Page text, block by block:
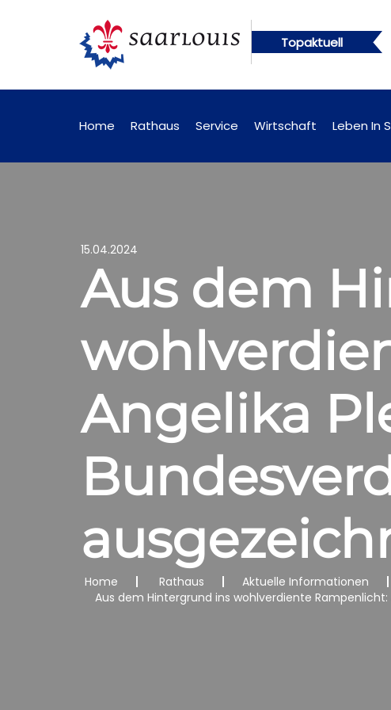
Topaktuell
online abrufbar Öffentliche Bekanntmachungen
Home Rathaus Service Wirtschaft Leben In
15.04.2024
Aus dem
Angelika
Home Rathaus Aktuelle Informationen
Aus dem Hintergrund ins wohlverdiente